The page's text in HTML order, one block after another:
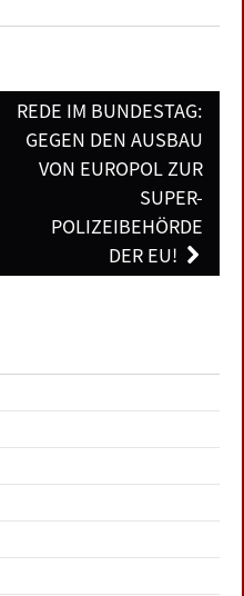
REDE IM BUNDESTAG:
GEGEN DEN AUSBAU
VON EUROPOL ZUR
SUPER-
POLIZEIBEHÖRDE
DER EU!